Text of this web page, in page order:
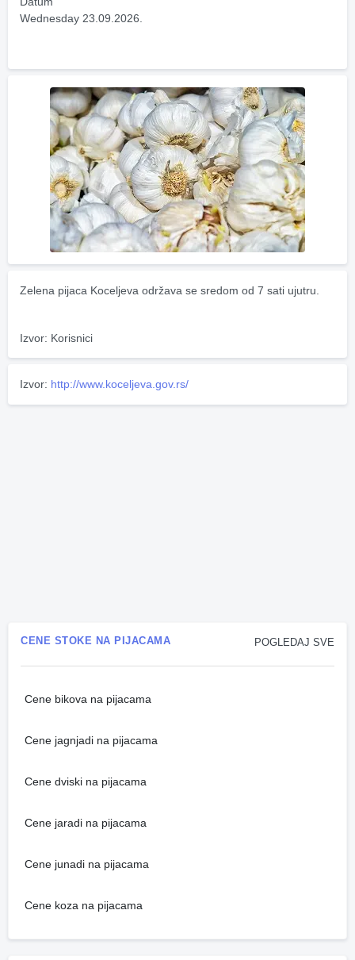
Wednesday 23.09.2026.
Zelena pijaca Koceljeva održava se sredom od 7 sati ujutru.
Izvor: Korisnici
Izvor: http://www.koceljeva.gov.rs/
POGLEDAJ SVE
CENE STOKE NA PIJACAMA
Cene bikova na pijacama
Cene jagnjadi na pijacama
Cene dviski na pijacama
Cene jaradi na pijacama
Cene junadi na pijacama
Cene koza na pijacama